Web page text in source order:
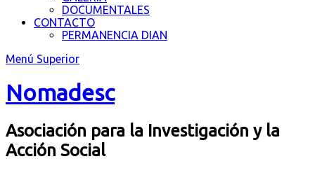
DOCUMENTALES
CONTACTO
PERMANENCIA DIAN
Menú Superior
Nomadesc
Asociación para la Investigación y la
Acción Social